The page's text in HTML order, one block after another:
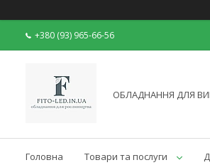
+380 (93) 965-66-56
ОБЛАДНАННЯ ДЛЯ
Головна Товари та послуги